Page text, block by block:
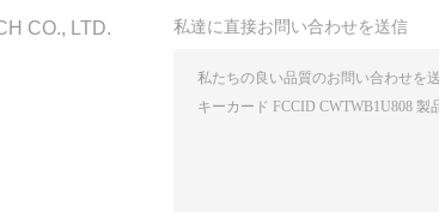
CO., LTD. 私達に直接お問い合わせを送信